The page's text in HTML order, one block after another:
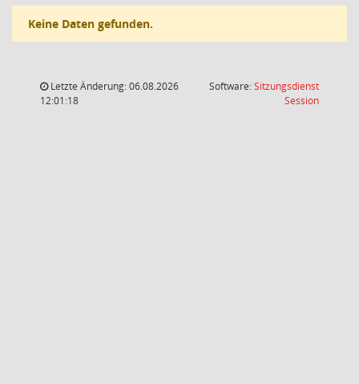
Keine Daten gefunden.
Letzte Änderung: 06.08.2026
12:01:18
Software:Sitzungsdienst
Session(Wird in